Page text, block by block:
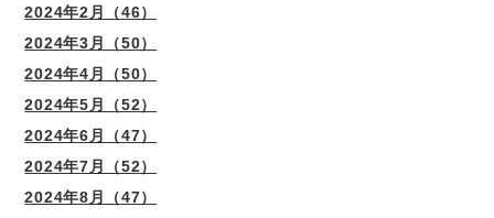
2024年2月（46）
2024年3月（50）
2024年4月（50）
2024年5月（52）
2024年6月（47）
2024年7月（52）
2024年8月（47）